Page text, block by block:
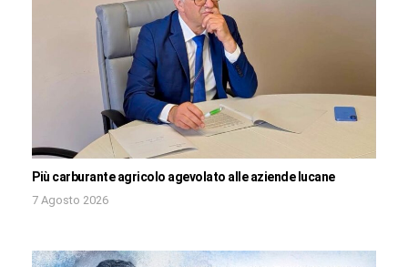
Più carburante agricolo agevolato alle aziende lucane
7 Agosto 2026